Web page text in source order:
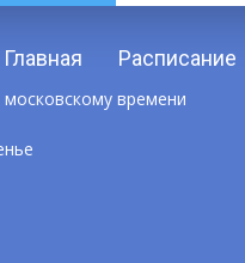
Главная Расписание
времени